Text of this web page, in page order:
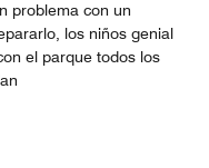
problema con un
los niños genial
el parque todos los